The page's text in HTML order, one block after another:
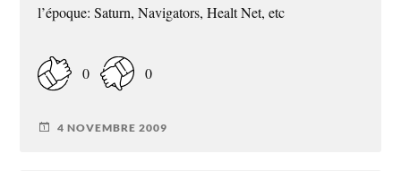
l’époque: Saturn, Navigators, Healt Net, etc
0 0
4 NOVEMBRE 2009